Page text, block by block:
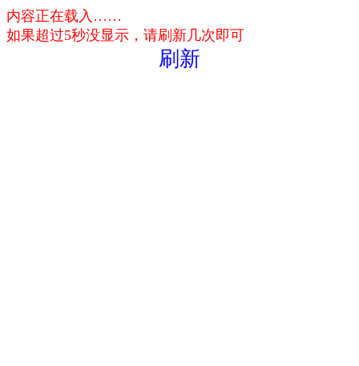
内容正在载入……
如果超过5秒没显示，请刷新几次即可
刷新